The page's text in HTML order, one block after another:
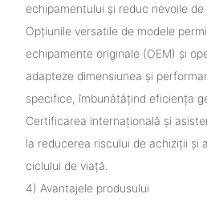
echipamentului și reduc nevoile de
Opțiunile versatile de modele
echipamente originale (OEM) și
adapteze dimensiunea și
specifice, îmbunătățind eficiența
Certificarea internațională și
la reducerea riscului de achiziții și
ciclului de viață.
4) Avantajele produsului